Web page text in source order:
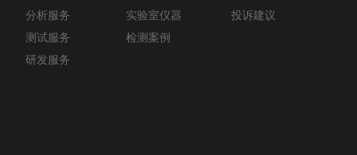
分析服务
测试服务
研发服务
实验室仪器
检测案例
投诉建议